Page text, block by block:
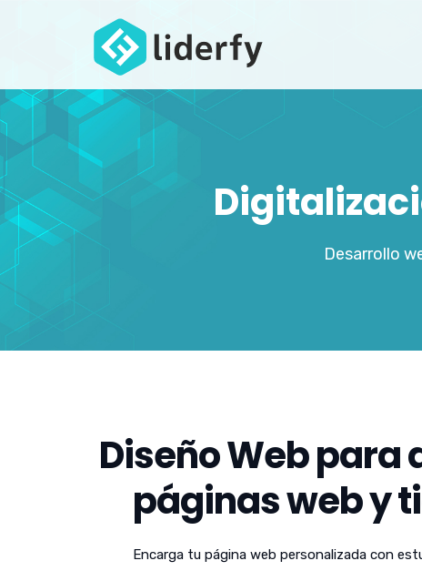
Desarrollo
Diseño Web para
páginas web y
Encarga tu página web personalizada con